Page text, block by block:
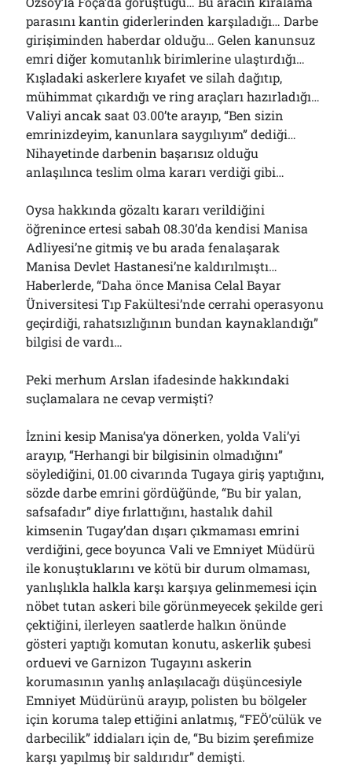
parasını kantin giderlerinden karşıladığı… Darbe
girişiminden haberdar olduğu… Gelen kanunsuz
emri diğer komutanlık birimlerine ulaştırdığı…
Kışladaki askerlere kıyafet ve silah dağıtıp,
mühimmat çıkardığı ve ring araçları hazırladığı…
Valiyi ancak saat 03.00’te arayıp, “Ben sizin
emrinizdeyim, kanunlara saygılıyım” dediği…
Nihayetinde darbenin başarısız olduğu
anlaşılınca teslim olma kararı verdiği gibi…
Oysa hakkında gözaltı kararı verildiğini
öğrenince ertesi sabah 08.30’da kendisi Manisa
Adliyesi’ne gitmiş ve bu arada fenalaşarak
Manisa Devlet Hastanesi’ne kaldırılmıştı…
Haberlerde, “Daha önce Manisa Celal Bayar
Üniversitesi Tıp Fakültesi’nde cerrahi operasyonu
geçirdiği, rahatsızlığının bundan kaynaklandığı”
bilgisi de vardı…
Peki merhum Arslan ifadesinde hakkındaki
suçlamalara ne cevap vermişti?
İznini kesip Manisa’ya dönerken, yolda Vali’yi
arayıp, “Herhangi bir bilgisinin olmadığını”
söylediğini, 01.00 civarında Tugaya giriş yaptığını,
sözde darbe emrini gördüğünde, “Bu bir yalan,
safsafadır” diye fırlattığını, hastalık dahil
kimsenin Tugay’dan dışarı çıkmaması emrini
verdiğini, gece boyunca Vali ve Emniyet Müdürü
ile konuştuklarını ve kötü bir durum olmaması,
yanlışlıkla halkla karşı karşıya gelinmemesi için
nöbet tutan askeri bile görünmeyecek şekilde geri
çektiğini, ilerleyen saatlerde halkın önünde
gösteri yaptığı komutan konutu, askerlik şubesi
orduevi ve Garnizon Tugayını askerin
korumasının yanlış anlaşılacağı düşüncesiyle
Emniyet Müdürünü arayıp, polisten bu bölgeler
için koruma talep ettiğini anlatmış, “FEÖ’cülük ve
darbecilik” iddiaları için de, “Bu bizim şerefimize
karşı yapılmış bir saldırıdır” demişti.